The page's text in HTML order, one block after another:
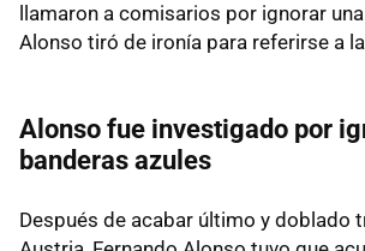
llamaron a comisarios por ignorar
Alonso tiró de ironía para referirse a
Alonso fue investigado por
banderas azules
Después de acabar último y doblado